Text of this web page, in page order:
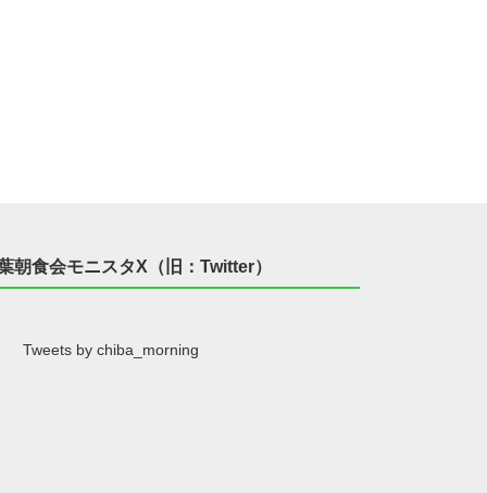
朝食会モニスタX（旧：Twitter）
Tweets by chiba_morning